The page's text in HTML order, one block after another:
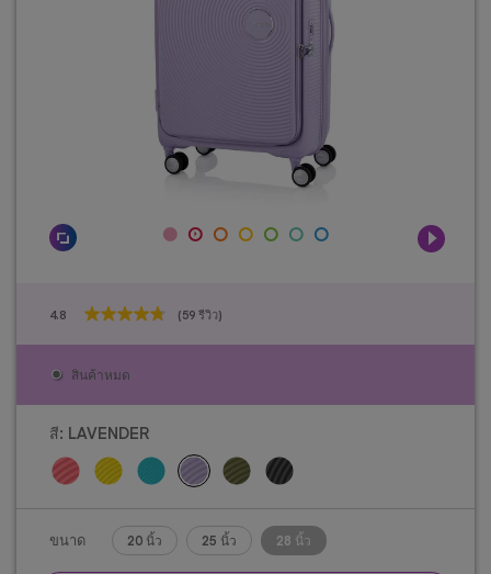
4.8 (59 รีวิว)
4.8
จาก
5
59
บท
วิจารณ์
สินค้าหมด
สี: LAVENDER
ขนาด 20 นิ้ว 25 นิ้ว 28 นิ้ว